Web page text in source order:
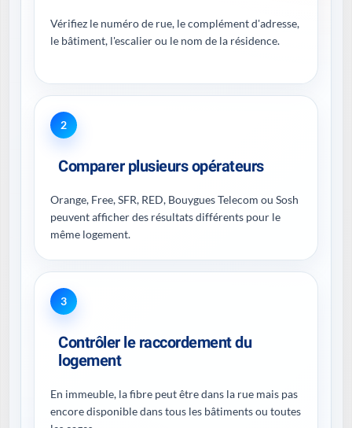
Vérifiez le numéro de rue, le complément d'adresse,
le bâtiment, l'escalier ou le nom de la résidence.
2
Comparer plusieurs opérateurs
Orange, Free, SFR, RED, Bouygues Telecom ou Sosh
peuvent afficher des résultats différents pour le
même logement.
3
Contrôler le raccordement du
logement
En immeuble, la fibre peut être dans la rue mais pas
encore disponible dans tous les bâtiments ou toutes